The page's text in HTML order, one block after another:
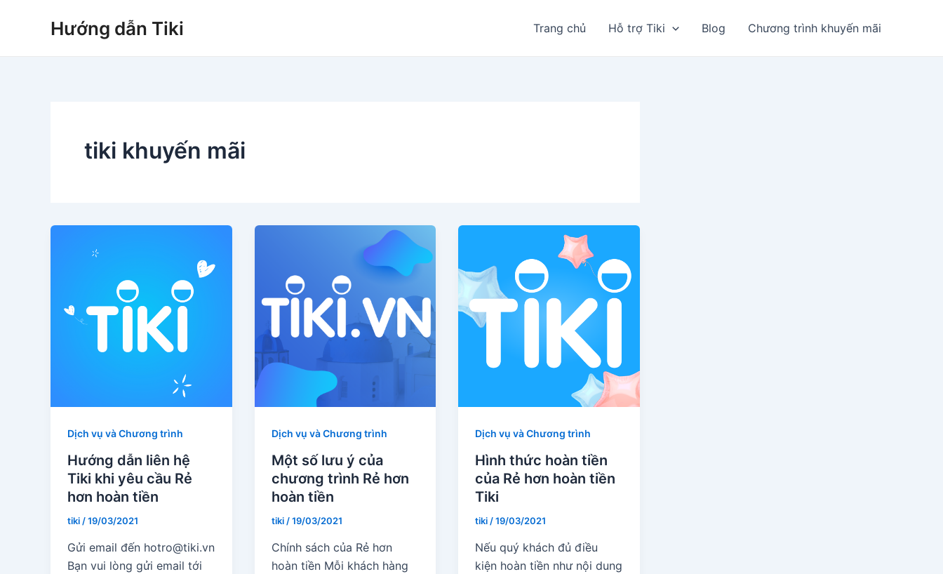
Hướng dẫn Tiki Trang chủ Hỗ trợ Tiki Blog Chương trình khuyến mãi
tiki khuyến mãi
Dịch vụ và Chương trình
Hướng dẫn liên hệ
Tiki khi yêu cầu Rẻ
hơn hoàn tiền
tiki/19/03/2021
Gửi email đến hotro@tiki.vn
Bạn vui lòng gửi email tới
Dịch vụ và Chương trình
Một số lưu ý của
chương trình Rẻ hơn
hoàn tiền
tiki/19/03/2021
Chính sách của Rẻ hơn
hoàn tiền Mỗi khách hàng
Dịch vụ và Chương trình
Hình thức hoàn tiền
của Rẻ hơn hoàn tiền
Tiki
tiki/19/03/2021
Nếu quý khách đủ điều
kiện hoàn tiền như nội dung